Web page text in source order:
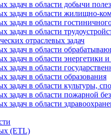
задач в области добычи
задач в области жилищно-
задач в области
в области
отраслевых задач
задач в области
в области энергетики и
в области
задач в области образования
в области культуры,
задач в области пожарной
задач в области
(ETL)